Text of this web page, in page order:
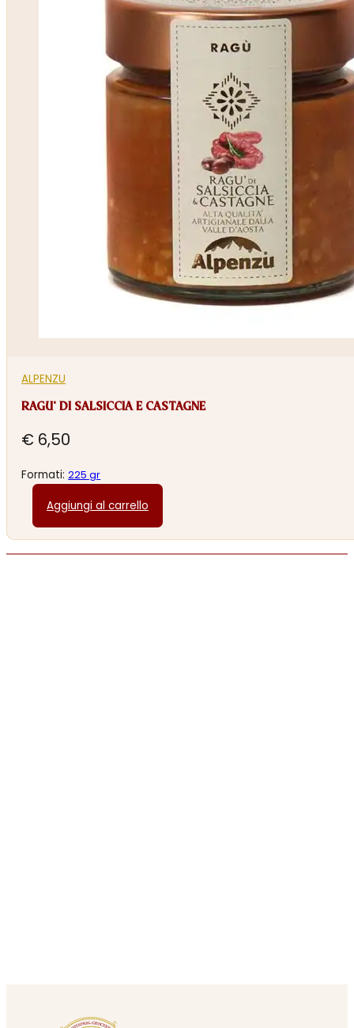
ALPENZU
RAGU’ DI SALSICCIA E CASTAGNE
€ 6,50
Formati:225 gr
Aggiungi al carrello